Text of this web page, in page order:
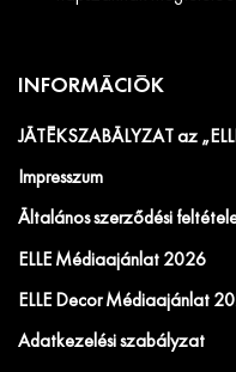
INFORMÁCIÓK
JÁTÉKSZABÁLYZAT az
Impresszum
Általános szerződési
ELLE Médiaajánlat 2026
ELLE Decor Médiaajánlat
Adatkezelési szabályzat